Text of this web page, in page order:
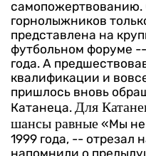
самопожертвованию.
горнолыжников
представлена на
футбольном форуме
года. А
квалификации и
пришлось вновь
Катанеца. Для
шансы равные «Мы не
1999 года, -- отрезал